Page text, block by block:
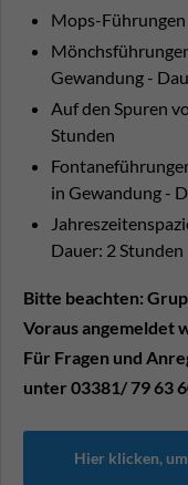
Mops-Führungen
Gewandung -
Auf den Spuren
Stunden
in Gewandung -
Dauer: 2 Stunden
Bitte beachten:
Voraus angemeldet
Für Fragen und
unter 03381/ 79 63
Hier klicken,